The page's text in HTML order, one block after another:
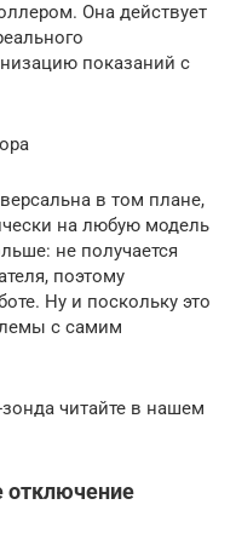
Она действует
показаний с
в том плане,
на любую модель
не получается
поэтому
Ну и поскольку это
с самим
читайте в нашем
отключение